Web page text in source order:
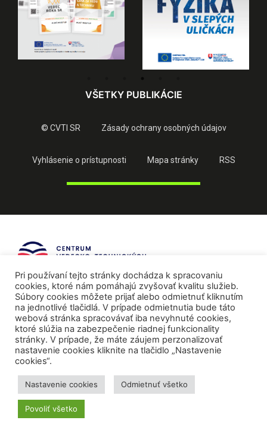
VŠETKY PUBLIKÁCIE
© CVTI SR Zásady ochrany osobných údajov
Vyhlásenie o prístupnosti Mapa stránky RSS
Mediálni partneri
Pri používaní tejto stránky dochádza k spracovaniu
cookies, ktoré nám pomáhajú zvyšovať kvalitu služieb.
Súbory cookies môžete prijať alebo odmietnuť kliknutím
na jednotlivé tlačidlá. V prípade odmietnutia bude táto
webová stránka spracovávať iba nevyhnuté cookies,
ktoré slúžia na zabezpečenie riadnej funkcionality
stránky. V prípade, že máte záujem perzonalizovať
nastavenie cookies kliknite na tlačidlo „Nastavenie
cookies“.
Nastavenie cookies Odmietnuť všetko
Povoliť všetko